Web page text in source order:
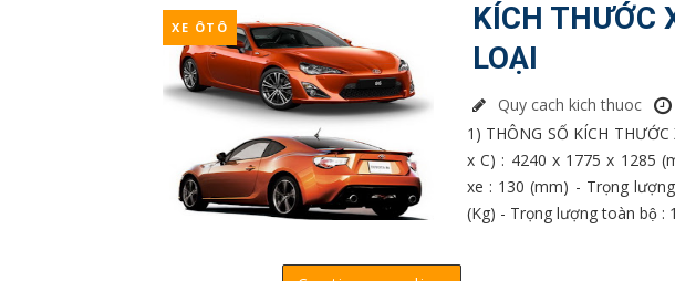
KÍCH THƯỚC
LOẠI
Quy cach kich thuoc
1) THÔNG SỐ KÍCH
x C) : 4240 x 1775 x 1285
xe : 130 (mm) - Trọng
(Kg) - Trọng lượng toàn bộ :
XE ÔTÔ